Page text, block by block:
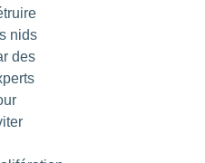
nids
des